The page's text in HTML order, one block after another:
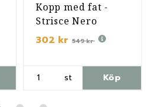
Kopp med fat -
Strisce Nero
302 kr 549 kr
st Köp